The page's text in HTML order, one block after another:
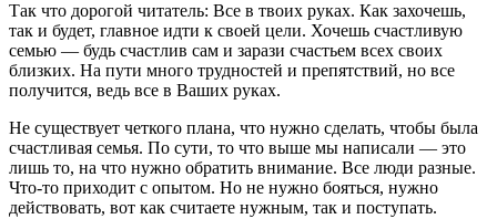
Так что дорогой читатель: Все в твоих руках. Как захочешь,
так и будет, главное идти к своей цели. Хочешь счастливую
семью — будь счастлив сам и зарази счастьем всех своих
близких. На пути много трудностей и препятствий, но все
получится, ведь все в Ваших руках.
Не существует четкого плана, что нужно сделать, чтобы была
счастливая семья. По сути, то что выше мы написали — это
лишь то, на что нужно обратить внимание. Все люди разные.
Что-то приходит с опытом. Но не нужно бояться, нужно
действовать, вот как считаете нужным, так и поступать.